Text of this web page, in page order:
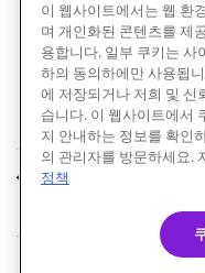
이전
© Braze. All Rights
이 웹사이트에서는 웹 환
며 개인화된 콘텐츠를 제
용합니다. 일부 쿠키는 사
하의 동의하에만 사용됩
에 저장되거나 저희 및 신
습니다. 이 웹사이트에서
지 안내하는 정보를 확인
의 관리자를 방문하세요.
정책